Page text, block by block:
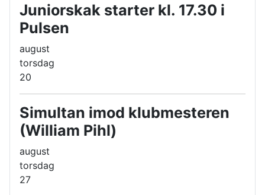
Juniorskak starter kl. 17.30 i
Pulsen
august
torsdag
20
Simultan imod klubmesteren
(William Pihl)
august
torsdag
27